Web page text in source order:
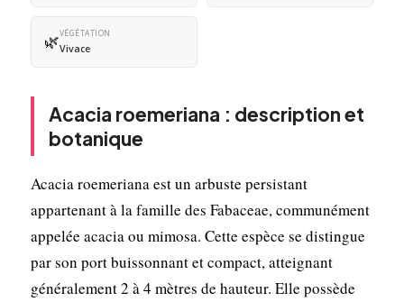
🌿VÉGÉTATION
Vivace
Acacia roemeriana : description et
botanique
Acacia roemeriana est un arbuste persistant
appartenant à la famille des Fabaceae, communément
appelée acacia ou mimosa. Cette espèce se distingue
par son port buissonnant et compact, atteignant
généralement 2 à 4 mètres de hauteur. Elle possède